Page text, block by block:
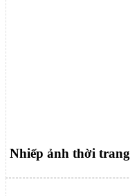
Nhiếp ảnh thời trang